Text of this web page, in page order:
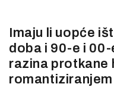
Imaju li uopće
doba i 90-e i
razina protkane